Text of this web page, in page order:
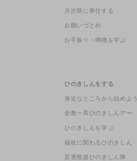
月次祭に奉仕する
お願いづとめ
お手振り・鳴物を学ぶ
ひのきしんをする
身近なところから始めよう
全教一斉ひのきしんデー
ひのきしんを学ぶ
福祉に関わるひのきしん
災害救援ひのきしん隊